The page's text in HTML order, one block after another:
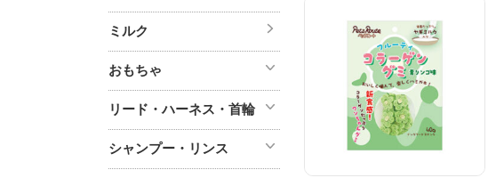
ミルク
おもちゃ
リード・ハーネス・首輪
シャンプー・リンス